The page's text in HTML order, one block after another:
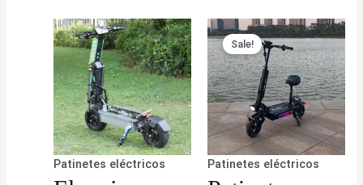
Patinetes eléctricos
Sale!
Patinetes eléctricos